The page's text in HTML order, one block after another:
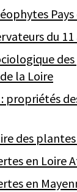
du
la Loire
propriétés
des
en Loire
en